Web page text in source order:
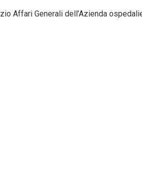
Affari Generali dell’Azienda